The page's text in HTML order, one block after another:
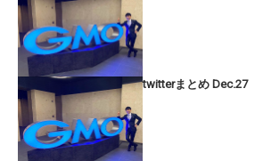
twitterまとめ Dec.27